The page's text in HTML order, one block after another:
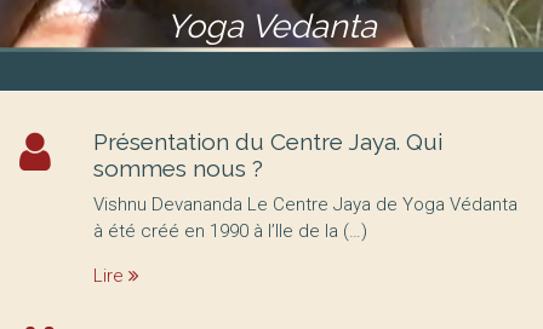
Yoga Vedanta
Présentation du Centre Jaya. Qui
sommes nous ?
Vishnu Devananda Le Centre Jaya de Yoga Védanta
à été créé en 1990 à l’Ile de la (…)
Lire